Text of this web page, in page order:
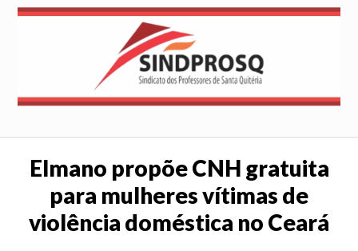
Elmano propõe CNH gratuita
para mulheres vítimas de
violência doméstica no Ceará